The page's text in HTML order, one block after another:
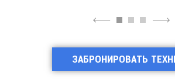
4 6
ЗАБРОНИРОВАТЬ